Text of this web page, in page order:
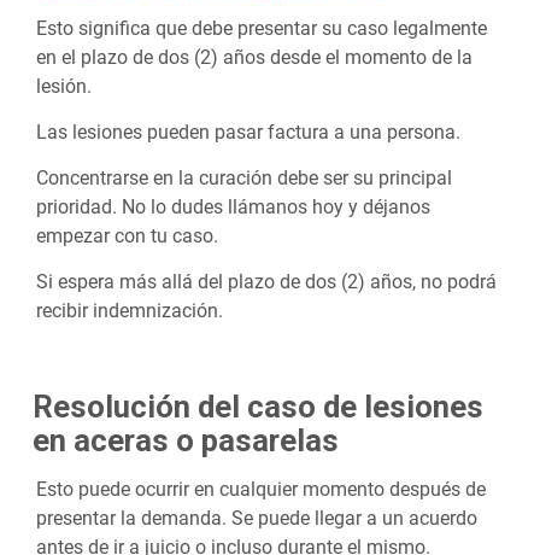
Esto significa que debe presentar su caso legalmente
en el plazo de dos (2) años desde el momento de la
lesión.
Las lesiones pueden pasar factura a una persona.
Concentrarse en la curación debe ser su principal
prioridad. No lo dudes llámanos hoy y déjanos
empezar con tu caso.
Si espera más allá del plazo de dos (2) años, no podrá
recibir indemnización.
Resolución del caso de lesiones
en aceras o pasarelas
Esto puede ocurrir en cualquier momento después de
presentar la demanda. Se puede llegar a un acuerdo
antes de ir a juicio o incluso durante el mismo.